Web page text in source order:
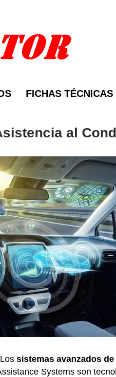
FICHAS TÉCNICAS
al
sistemas avanzados
Systems son